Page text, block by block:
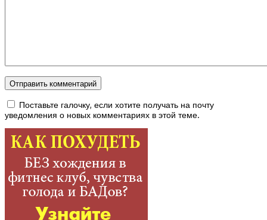
Поставьте галочку, если хотите получать на почту
уведомления о новых комментариях в этой теме.